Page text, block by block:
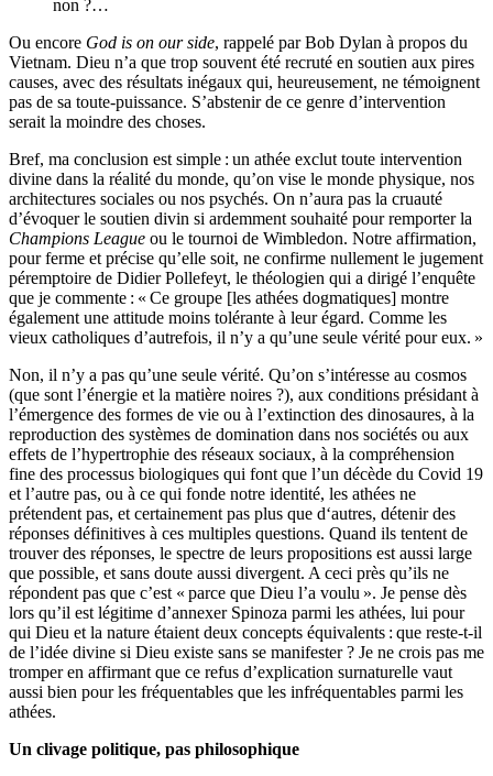
non ?…
Ou encore God is on our side, rappelé par Bob Dylan à propos du
Vietnam. Dieu n’a que trop souvent été recruté en soutien aux pires
causes, avec des résultats inégaux qui, heureusement, ne témoignent
pas de sa toute-puissance. S’abstenir de ce genre d’intervention
serait la moindre des choses.
Bref, ma conclusion est simple : un athée exclut toute intervention
divine dans la réalité du monde, qu’on vise le monde physique, nos
architectures sociales ou nos psychés. On n’aura pas la cruauté
d’évoquer le soutien divin si ardemment souhaité pour remporter la
Champions League ou le tournoi de Wimbledon. Notre affirmation,
pour ferme et précise qu’elle soit, ne confirme nullement le jugement
péremptoire de Didier Pollefeyt, le théologien qui a dirigé l’enquête
que je commente : « Ce groupe [les athées dogmatiques] montre
également une attitude moins tolérante à leur égard. Comme les
vieux catholiques d’autrefois, il n’y a qu’une seule vérité pour eux. »
Non, il n’y a pas qu’une seule vérité. Qu’on s’intéresse au cosmos
(que sont l’énergie et la matière noires ?), aux conditions présidant à
l’émergence des formes de vie ou à l’extinction des dinosaures, à la
reproduction des systèmes de domination dans nos sociétés ou aux
effets de l’hypertrophie des réseaux sociaux, à la compréhension
fine des processus biologiques qui font que l’un décède du Covid 19
et l’autre pas, ou à ce qui fonde notre identité, les athées ne
prétendent pas, et certainement pas plus que d‘autres, détenir des
réponses définitives à ces multiples questions. Quand ils tentent de
trouver des réponses, le spectre de leurs propositions est aussi large
que possible, et sans doute aussi divergent. A ceci près qu’ils ne
répondent pas que c’est « parce que Dieu l’a voulu ». Je pense dès
lors qu’il est légitime d’annexer Spinoza parmi les athées, lui pour
qui Dieu et la nature étaient deux concepts équivalents : que reste-t-il
de l’idée divine si Dieu existe sans se manifester ? Je ne crois pas me
tromper en affirmant que ce refus d’explication surnaturelle vaut
aussi bien pour les fréquentables que les infréquentables parmi les
athées.
Un clivage politique, pas philosophique